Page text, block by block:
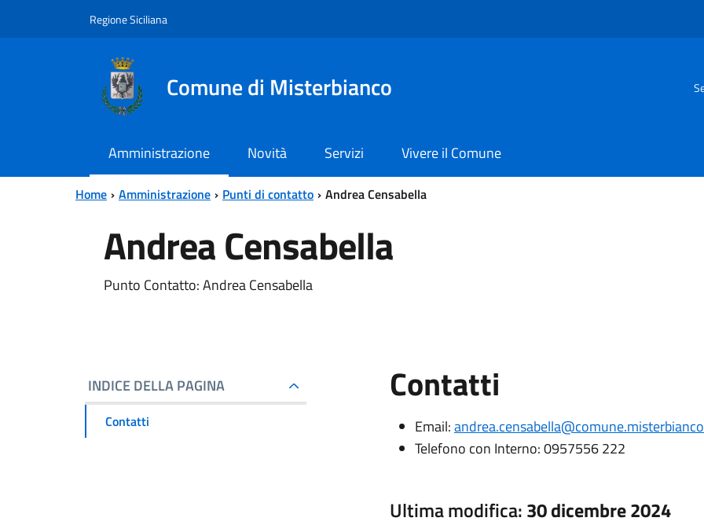
Regione Siciliana
Comune di Misterbianco
Amministrazione Novità Servizi Vivere il Comune
Home Amministrazione Punti di contatto Andrea Censabella
Andrea Censabella
Punto Contatto: Andrea Censabella
INDICE DELLA PAGINA
Contatti
Contatti
Email:
Telefono con Interno:0957556 222
Ultima modifica:30 dicembre 2024